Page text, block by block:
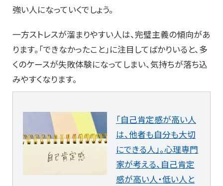
強い人になっていくでしょう。
一方ストレスが溜まりやすい人は、完璧主義の傾向があ
ります。「できなかったこと」に注目してばかりいると、多
くのケースが失敗体験になってしまい、気持ちが落ち込
みやすくなります。
「自己肯定感が高い人
は、他者も自分も大切
にできる人」。心理専門
家が考える、自己肯定
感が高い人・低い人と